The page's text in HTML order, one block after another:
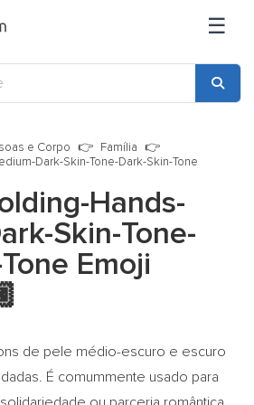
☰
e Corpo
Família
Dark-Skin-Tone-Dark-Skin-Tone
Hands-
Skin-Tone-
Emoji
de pele médio-escuro e escuro
É comummente usado para